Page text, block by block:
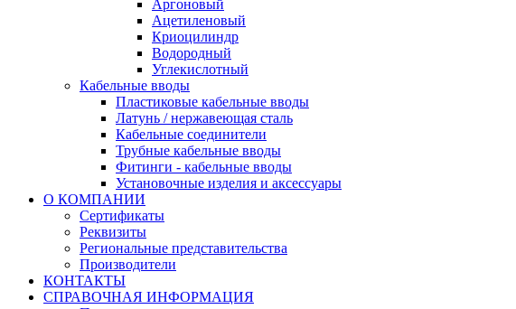
Аргоновый
Ацетиленовый
Криоцилиндр
Водородный
Углекислотный
Кабельные вводы
Пластиковые кабельные вводы
Латунь / нержавеющая сталь
Кабельные соединители
Трубные кабельные вводы
Фитинги - кабельные вводы
Установочные изделия и аксессуары
О КОМПАНИИ
Сертификаты
Реквизиты
Региональные представительства
Производители
КОНТАКТЫ
СПРАВОЧНАЯ ИНФОРМАЦИЯ